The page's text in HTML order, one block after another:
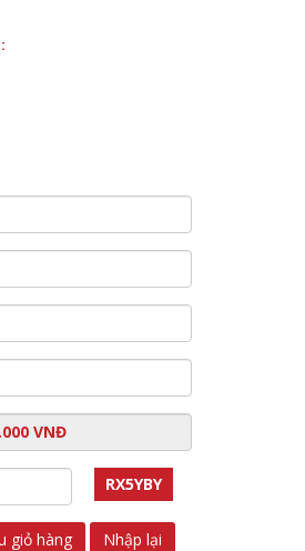
RX5YBY
giỏ hàng Nhập lại